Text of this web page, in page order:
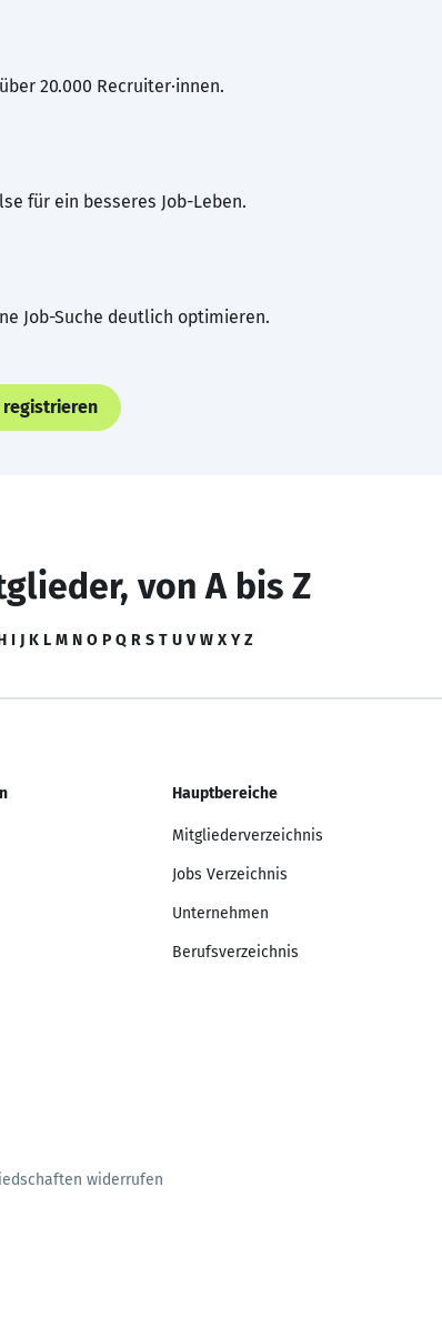
20.000 Recruiter·innen.
für ein besseres Job-Leben.
Job-Suche deutlich optimieren.
registrieren
von A bis Z
I J K L M N O P Q R S T U V W X Y Z
Hauptbereiche
Mitgliederverzeichnis
Jobs Verzeichnis
Unternehmen
Berufsverzeichnis
widerrufen